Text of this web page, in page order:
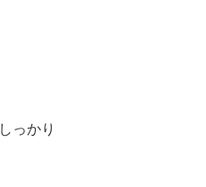
しっかり